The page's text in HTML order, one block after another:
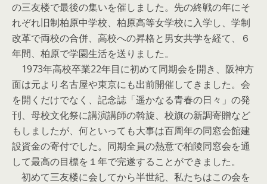
の三友楼で最後の集いを催しました。先の終戦の年にそ
れぞれ旧制柏原中学校、柏原高等女学校に入学し、学制
改革で両校の合併、高校への昇格と男女共学を経て、６
年間、柏原で学園生活を送りました。
1973年高校卒業22年目に初めて同期会を開き、阪神方
面は元より名古屋や東京にも出前開催してきました。会
を開くだけでなく、記念誌「遥かなる青春の日々」の発
刊、母校文化祭に講演講師の斡旋、校旗の新調寄贈など
もしましたが、何といっても大事は百周年の同窓会館建
設資金の寄付でした。同期全員の熱意で柏陵同窓会を通
して最高の目標を１年で完遂することができました。
初めて三友楼に会してから半世紀、私たちはこの会を